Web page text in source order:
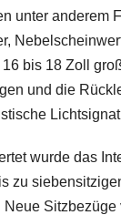
unter anderem
bis 18 Zoll
und die
wurde das
zu
Neue Sitzbezüge